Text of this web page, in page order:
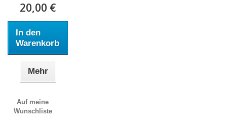
20,00 €
In den
Warenkorb
Mehr
Auf meine
Wunschliste